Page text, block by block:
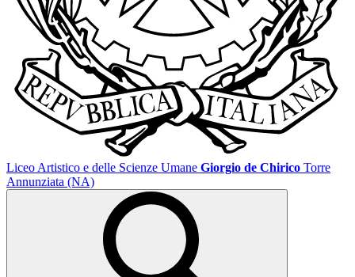
Liceo Artistico e delle Scienze Umane Giorgio de Chirico Torre
Annunziata (NA)